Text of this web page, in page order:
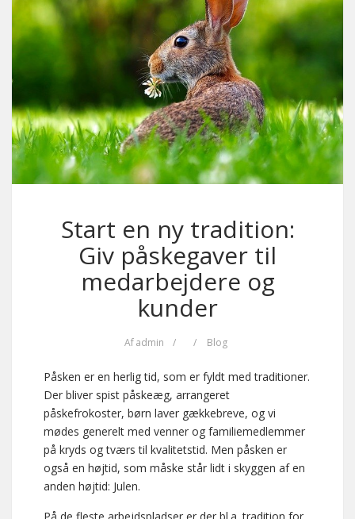
Start en ny tradition:
Giv påskegaver til
medarbejdere og
kunder
Af admin / / Blog
Påsken er en herlig tid, som er fyldt med traditioner.
Der bliver spist påskeæg, arrangeret
påskefrokoster, børn laver gækkebreve, og vi
mødes generelt med venner og familiemedlemmer
på kryds og tværs til kvalitetstid. Men påsken er
også en højtid, som måske står lidt i skyggen af en
anden højtid: Julen.